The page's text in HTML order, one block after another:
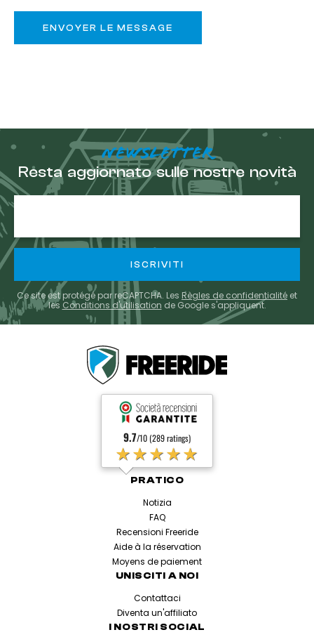
NEWSLETTER
Resta aggiornato sulle nostre novità
Ce site est protégé par reCAPTCHA. Les Règles de confidentialité et
les Conditions d'utilisation de Google s'appliquent.
9.7/10 (289 ratings)
★★★★★
PRATICO
Notizia
FAQ
Recensioni Freeride
Aide à la réservation
Moyens de paiement
UNISCITI A NOI
Contattaci
Diventa un'affiliato
I NOSTRI SOCIAL